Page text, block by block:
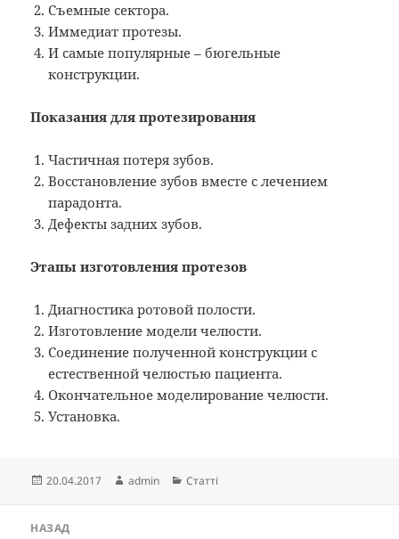
Съемные сектора.
Иммедиат протезы.
И самые популярные – бюгельные
конструкции.
Показания для протезирования
Частичная потеря зубов.
Восстановление зубов вместе с лечением
парадонта.
Дефекты задних зубов.
Этапы изготовления протезов
Диагностика ротовой полости.
Изготовление модели челюсти.
Соединение полученной конструкции с
естественной челюстью пациента.
Окончательное моделирование челюсти.
Установка.
Опубліковано
20.04.2017 Автор
admin Категорії
Статті
НАЗАД